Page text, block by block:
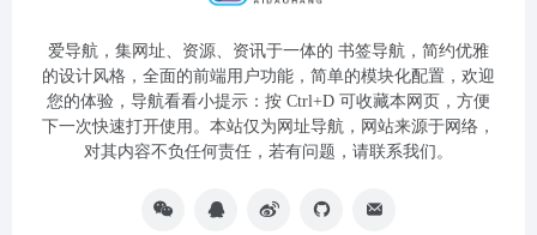
爱导航，集网址、资源、资讯于一体的 书签导航，简约优雅
的设计风格，全面的前端用户功能，简单的模块化配置，欢迎
您的体验，导航看看小提示：按 Ctrl+D 可收藏本网页，方便
下一次快速打开使用。本站仅为网址导航，网站来源于网络，
对其内容不负任何责任，若有问题，请联系我们。